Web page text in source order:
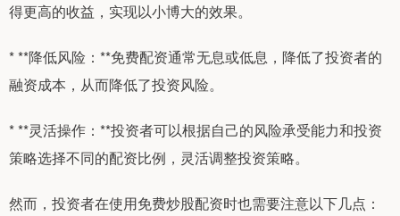
得更高的收益，实现以小博大的效果。
* **降低风险：**免费配资通常无息或低息，降低了投资者的
融资成本，从而降低了投资风险。
* **灵活操作：**投资者可以根据自己的风险承受能力和投资
策略选择不同的配资比例，灵活调整投资策略。
然而，投资者在使用免费炒股配资时也需要注意以下几点：